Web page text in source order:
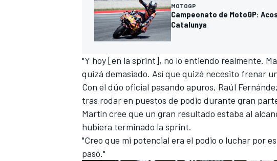
MOTOGP
Campeonato de MotoGP:
Catalunya
"Y hoy [en la sprint], no lo entiendo realmente.
quizá demasiado. Así que quizá necesito frenar
Con el dúo oficial pasando apuros, Raúl
tras rodar en puestos de podio durante gran
Martín cree que un gran resultado estaba al
hubiera terminado la sprint.
"Creo que mi potencial era el podio o luchar por
pasó."